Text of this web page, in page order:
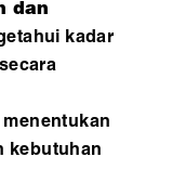
dan
kadar
kebutuhan